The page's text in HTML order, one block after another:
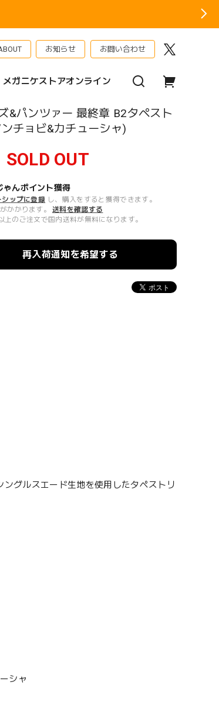
お知らせ お問い合わせ
メガニケストアオンライン
&パンツァー 最終章 B2タペスト
チョビ&カチューシャ)
SOLD OUT
ゃんポイント獲得
シップに登録 し、購入をすると獲得できます。
かかります。
送料を確認する
のご注文で国内送料が無料になります。
再入荷通知を希望する
グルスエード生地を使用したタペストリ
シャ